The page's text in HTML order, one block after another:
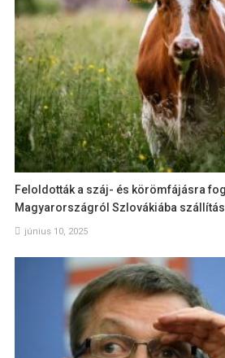
Feloldották a száj- és körömfájásra
Magyarországról Szlovákiába
június 10, 2025